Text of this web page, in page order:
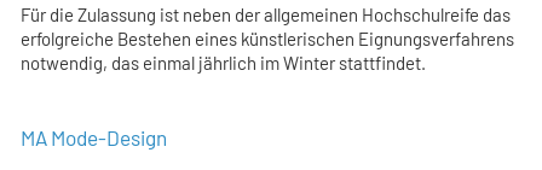
Für die Zulassung ist neben der allgemeinen Hochschulreife das
erfolgreiche Bestehen eines künstlerischen Eignungsverfahrens
notwendig, das einmal jährlich im Winter stattfindet.
MA Mode-Design